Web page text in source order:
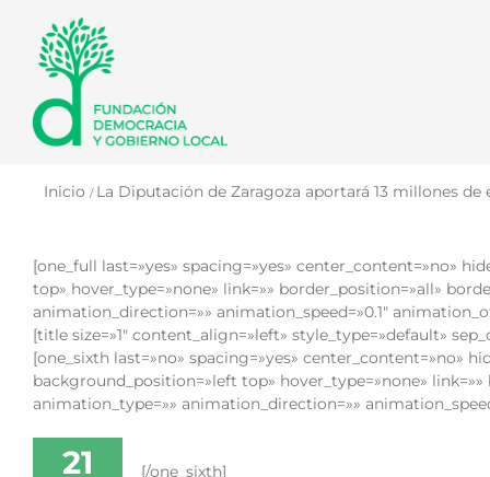
contenido
Inicio La Diputación de Zaragoza aportará 13 millones
[one_full last=»yes» spacing=»yes» center_content=»no»
top» hover_type=»none» link=»» border_position=»all»
animation_direction=»» animation_speed=»0.1″
[title size=»1″ content_align=»left» style_type=»default»
[one_sixth last=»no» spacing=»yes» center_content=»no»
background_position=»left top» hover_type=»none»
animation_type=»» animation_direction=»»
21
[/one_sixth]